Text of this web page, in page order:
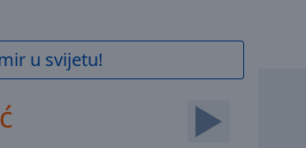
u svijetu!